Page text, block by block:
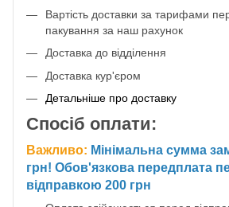
Вартість доставки за тарифами
пакування за наш рахунок
Доставка до відділення
Доставка кур'єром
Детальніше про доставку
Спосіб оплати:
Важливо: Мінімальна сумма
грн! Обов'язкова передплата
відправкою 200 грн